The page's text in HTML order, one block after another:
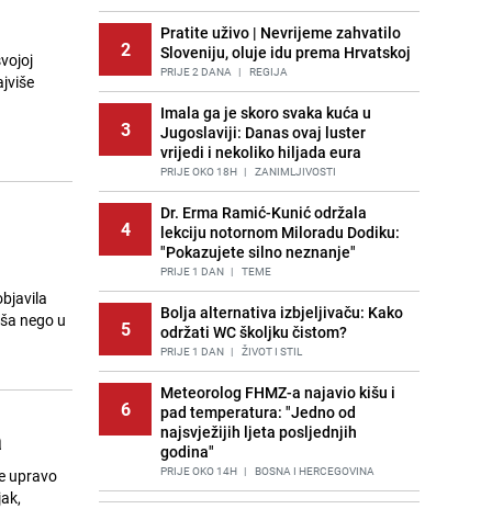
nego u
upravo
2
Pratite uživo | Nevrijeme zahvatilo
Sloveniju, oluje idu prema Hrvatskoj
PRIJE 2 DANA | REGIJA
3
Imala ga je skoro svaka kuća u
Jugoslaviji: Danas ovaj luster
vrijedi i nekoliko hiljada eura
PRIJE OKO 18H | ZANIMLJIVOSTI
4
Dr. Erma Ramić-Kunić održala
lekciju notornom Miloradu Dodiku:
"Pokazujete silno neznanje"
PRIJE 1 DAN | TEME
5
Bolja alternativa izbjeljivaču: Kako
održati WC školjku čistom?
PRIJE 1 DAN | ŽIVOT I STIL
6
Meteorolog FHMZ-a najavio kišu i
pad temperatura: "Jedno od
najsvježijih ljeta posljednjih
godina"
PRIJE OKO 14H | BOSNA I HERCEGOVINA